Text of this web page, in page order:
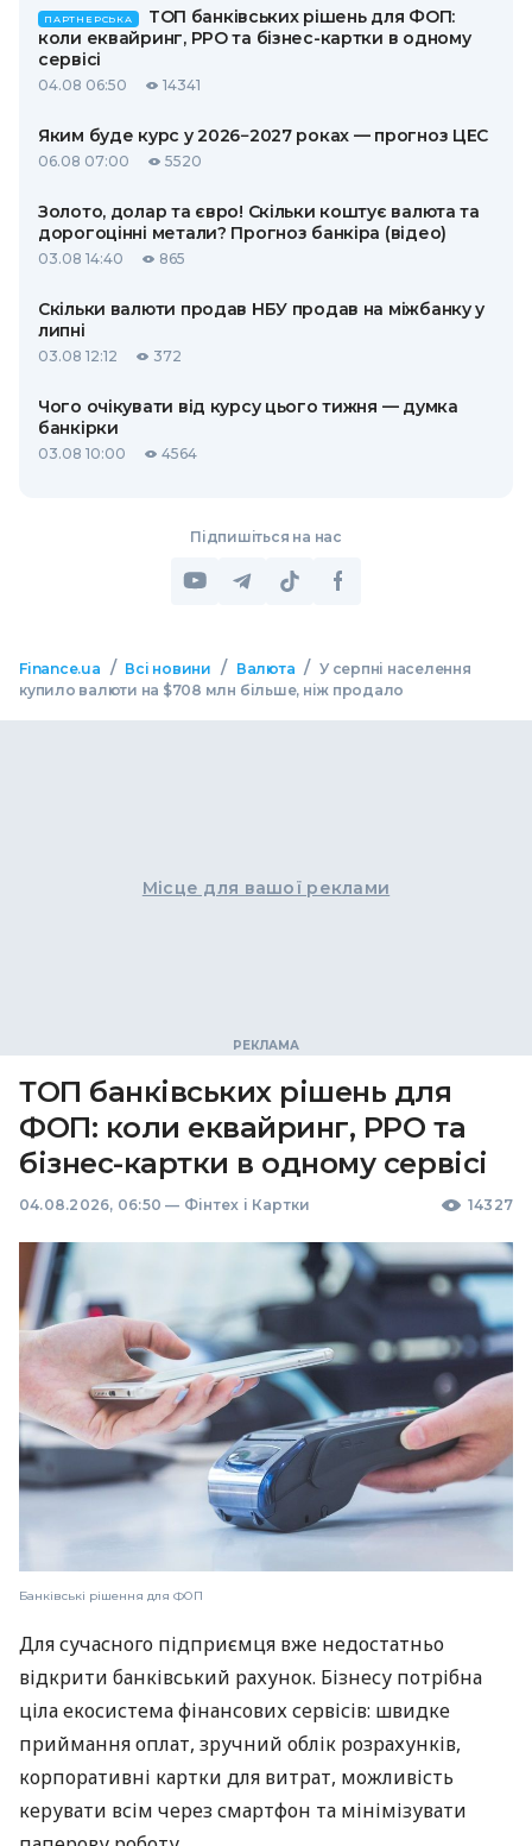
ПАРТНЕРСЬКА
ТОП банківських рішень для ФОП:
коли еквайринг, РРО та бізнес-картки в одному
сервісі
04.08 06:50 14341
Яким буде курс у 2026−2027 роках — прогноз ЦЕС
06.08 07:00 5520
Золото, долар та євро! Скільки коштує валюта та
дорогоцінні метали? Прогноз банкіра (відео)
03.08 14:40 865
Скільки валюти продав НБУ продав на міжбанку у
липні
03.08 12:12 372
Чого очікувати від курсу цього тижня — думка
банкірки
03.08 10:00 4564
Підпишіться на нас
Finance.ua / Всі новини / Валюта / У серпні населення
купило валюти на $708 млн більше, ніж продало
Місце для вашої реклами
ТОП банківських рішень для
ФОП: коли еквайринг, РРО та
бізнес-картки в одному сервісі
04.08.2026, 06:50 — Фінтех і Картки 14327
Банківські рішення для ФОП
Для сучасного підприємця вже недостатньо
відкрити банківський рахунок. Бізнесу потрібна
ціла екосистема фінансових сервісів: швидке
приймання оплат, зручний облік розрахунків,
корпоративні картки для витрат, можливість
керувати всім через смартфон та мінімізувати